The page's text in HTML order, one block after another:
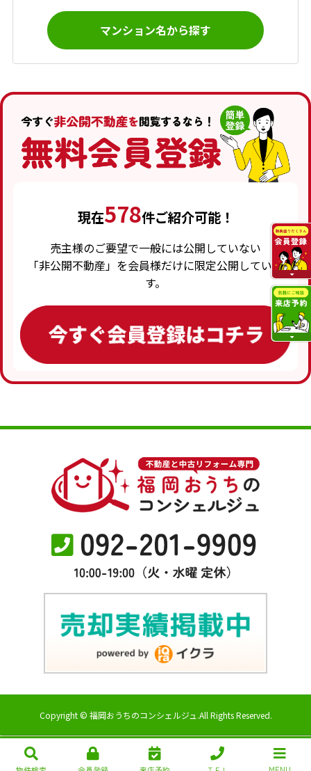
マンション名から探す
現在578件ご紹介可能！
売主様のご要望で一般には公開していない
「非公開不動産」を会員様だけに限定公開していま
す。
Copyright © 福岡おうちのコンシェルジュ.All Rights Reserved.